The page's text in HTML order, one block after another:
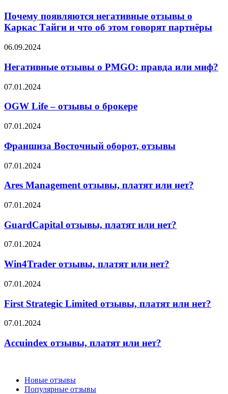
негативные
отзывы
о
Тайги
что
этом
партнёры
Почему появляются негативные отзывы о
Каркас Тайги и что об этом говорят партнёры
Негативные
о
PMGO:
правда
или
миф?
06.09.2024
Негативные отзывы о PMGO: правда или миф?
OGW
–
о
07.01.2024
OGW Life – отзывы о брокере
Франшиза
оборот,
отзывы
07.01.2024
Франшиза Восточный оборот, отзывы
Ares
отзывы,
или
07.01.2024
Ares Management отзывы, платят или нет?
GuardCapital
платят
или
нет?
07.01.2024
GuardCapital отзывы, платят или нет?
Win4Trader
платят
или
нет?
07.01.2024
Win4Trader отзывы, платят или нет?
First
Limited
отзывы,
платят
нет?
07.01.2024
First Strategic Limited отзывы, платят или нет?
Accuindex
платят
или
07.01.2024
Accuindex отзывы, платят или нет?
Новые отзывы
Популярные отзывы